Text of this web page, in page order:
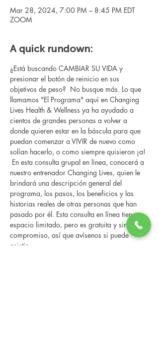
Mar 28, 2024, 7:00 PM – 8:45 PM EDT
ZOOM
A quick rundown:
¿Está buscando CAMBIAR SU VIDA y
presionar el botón de reinicio en sus
objetivos de peso?  No busque más. Lo que
llamamos "El Programa" aquí en Changing
Lives Health & Wellness ya ha ayudado a
cientos de grandes personas a volver a
donde quieren estar en la báscula para que
puedan comenzar a VIVIR de nuevo como
solían hacerlo, o como siempre quisieron ¡a!
En esta consulta grupal en línea, conocerá a
nuestro entrenador Changing Lives, quien le
brindará una descripción general del
programa, los pasos, los beneficios y las
historias reales de otras personas que han
pasado por él. Esta consulta en línea tiene un
espacio limitado, pero es gratuita y sin
compromiso, así que avísenos si puede
asistir.